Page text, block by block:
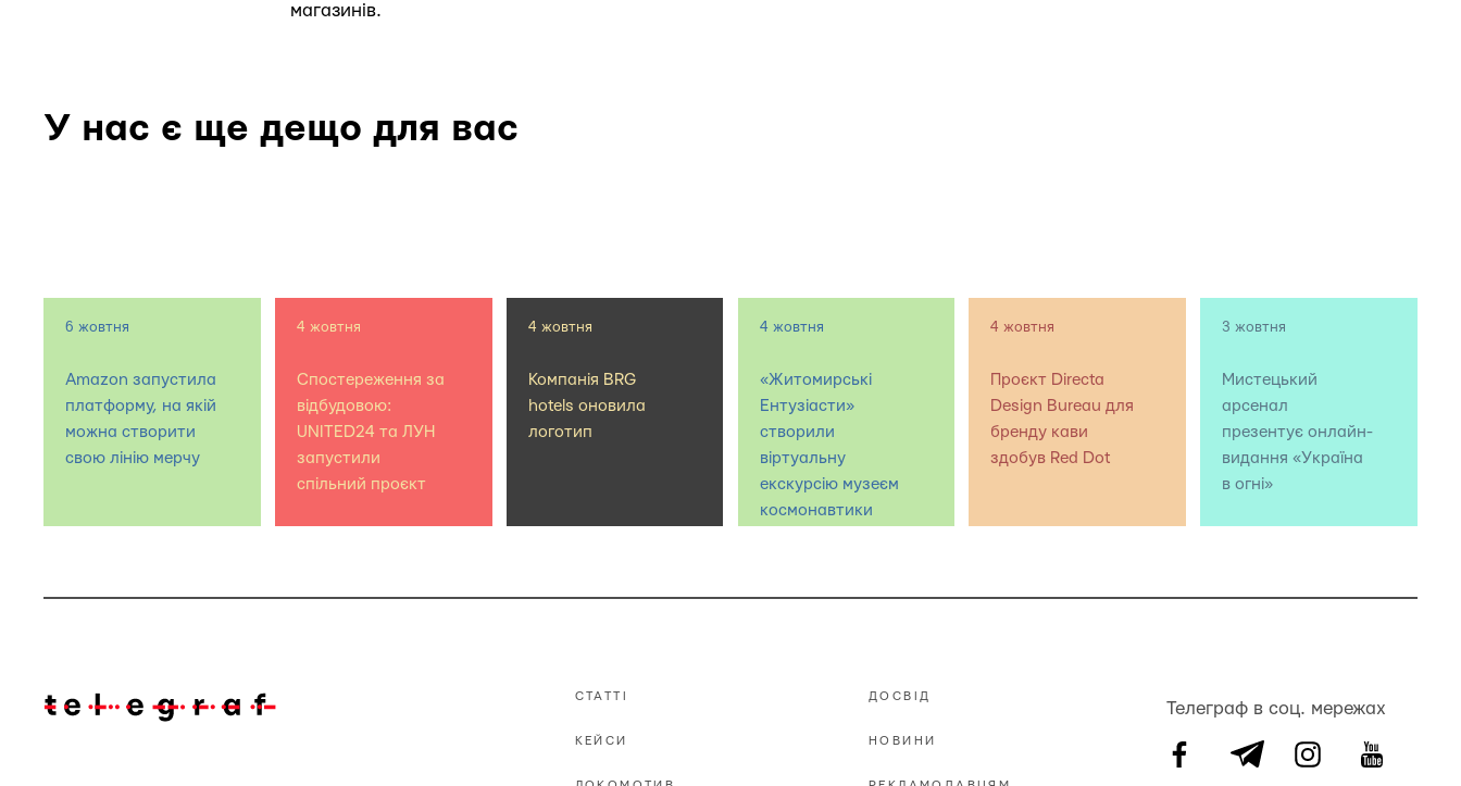
магазинів.
У нас є ще дещо для вас
6 жовтня
Amazon запустила
платформу, на якій
можна створити
свою лінію мерчу
4 жовтня
Спостереження за
відбудовою:
UNITED24 та ЛУН
запустили
спільний проєкт
4 жовтня
Компанія BRG
hotels оновила
логотип
4 жовтня
«Житомирські
Ентузіасти»
створили
віртуальну
екскурсію музеєм
космонавтики
4 жовтня
Проєкт Directa
Design Bureau для
бренду кави
здобув Red Dot
3 жовтня
Мистецький
арсенал
презентує онлайн-
видання «Україна
в огні»
СТАТТІ
КЕЙСИ
ДОСВІД
НОВИНИ
Телеграф в соц. мережах